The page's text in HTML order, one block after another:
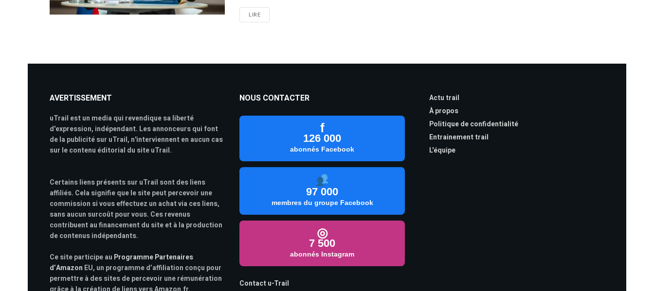
LIRE
AVERTISSEMENT
uTrail est un media qui revendique sa liberté
d'expression, indépendant. Les annonceurs qui font
de la publicité sur uTrail, n'interviennent en aucun cas
sur le contenu éditorial du site uTrail.
Certains liens présents sur uTrail sont des liens
affiliés. Cela signifie que le site peut percevoir une
commission si vous effectuez un achat via ces liens,
sans aucun surcoût pour vous. Ces revenus
contribuent au financement du site et à la production
de contenus indépendants.
Ce site participe au Programme Partenaires
d’Amazon EU, un programme d’affiliation conçu pour
permettre à des sites de percevoir une rémunération
NOUS CONTACTER
f
126 000
abonnés Facebook
97 000
membres du groupe Facebook
◎
7 500
abonnés Instagram
Contact u-Trail
Actu trail
À propos
Politique de confidentialité
Entrainement trail
L'équipe